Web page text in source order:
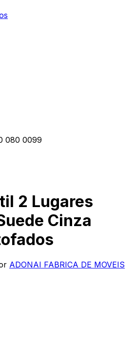
080 0099
2 Lugares
Cinza
ADONAI FABRICA DE MOVEIS